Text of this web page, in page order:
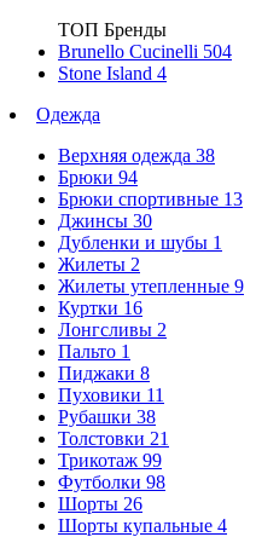
ТОП Бренды
Brunello Cucinelli 504
Stone Island 4
Одежда
Верхняя одежда 38
Брюки 94
Брюки спортивные 13
Джинсы 30
Дубленки и шубы 1
Жилеты 2
Жилеты утепленные 9
Куртки 16
Лонгсливы 2
Пальто 1
Пиджаки 8
Пуховики 11
Рубашки 38
Толстовки 21
Трикотаж 99
Футболки 98
Шорты 26
Шорты купальные 4